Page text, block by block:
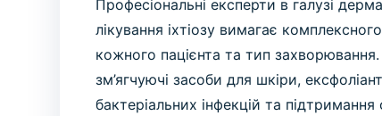
Професіональні експерти в галузі
лікування іхтіозу вимагає
кожного пацієнта та тип
зм’ягчуючі засоби для шкіри,
бактеріальних інфекцій та